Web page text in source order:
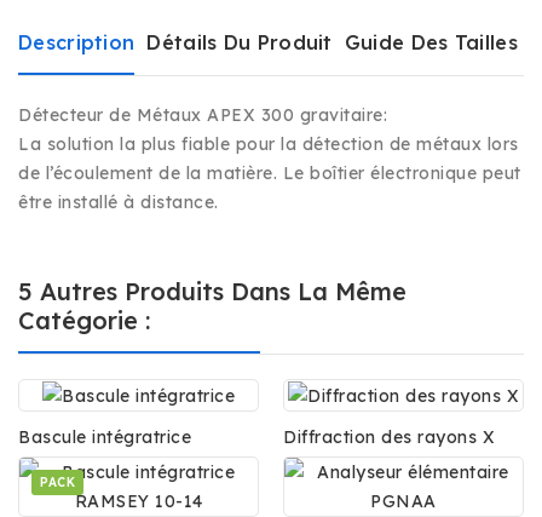
Description Détails Du Produit Guide Des Tailles
Détecteur de Métaux APEX 300 gravitaire:
La solution la plus fiable pour la détection de métaux lors
de l’écoulement de la matière. Le boîtier électronique peut
être installé à distance.
5 Autres Produits Dans La Même
Catégorie :
Bascule intégratrice Diffraction des rayons X
PACK